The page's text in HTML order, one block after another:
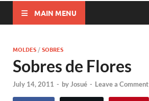
MAIN MENU
MOLDES /SOBRES
Sobres de Flores
July 14, 2011 - byJosué - Leave a Comment